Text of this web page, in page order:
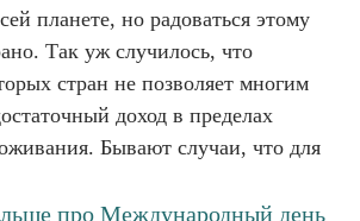
планете, но радоваться этому
Так уж случилось, что
стран не позволяет многим
доход в пределах
Бывают случаи, что для
про Международный день